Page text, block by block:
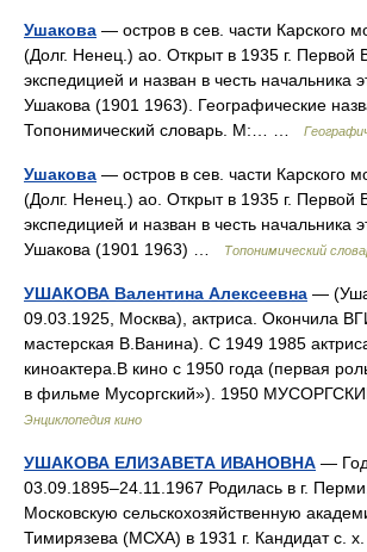
Ушакова — остров в сев. части Карского
(Долг. Ненец.) ао. Открыт в 1935 г. Первой
экспедицией и назван в честь начальника
Ушакова (1901 1963). Географические
Топонимический словарь. М:… …
Ушакова — остров в сев. части Карского
(Долг. Ненец.) ао. Открыт в 1935 г. Первой
экспедицией и назван в честь начальника
Ушакова (1901 1963) …
Топонимический
УШАКОВА Валентина Алексеевна —
09.03.1925, Москва), актриса. Окончила
мастерская В.Ванина). С 1949 1985
киноактера.В кино с 1950 года (первая
в фильме Мусоргский»). 1950
Энциклопедия кино
УШАКОВА ЕЛИЗАВЕТА ИВАНОВНА —
03.09.1895–24.11.1967 Родилась в г.
Московскую сельскохозяйственную
Тимирязева (МСХА) в 1931 г. Кандидат с. х.